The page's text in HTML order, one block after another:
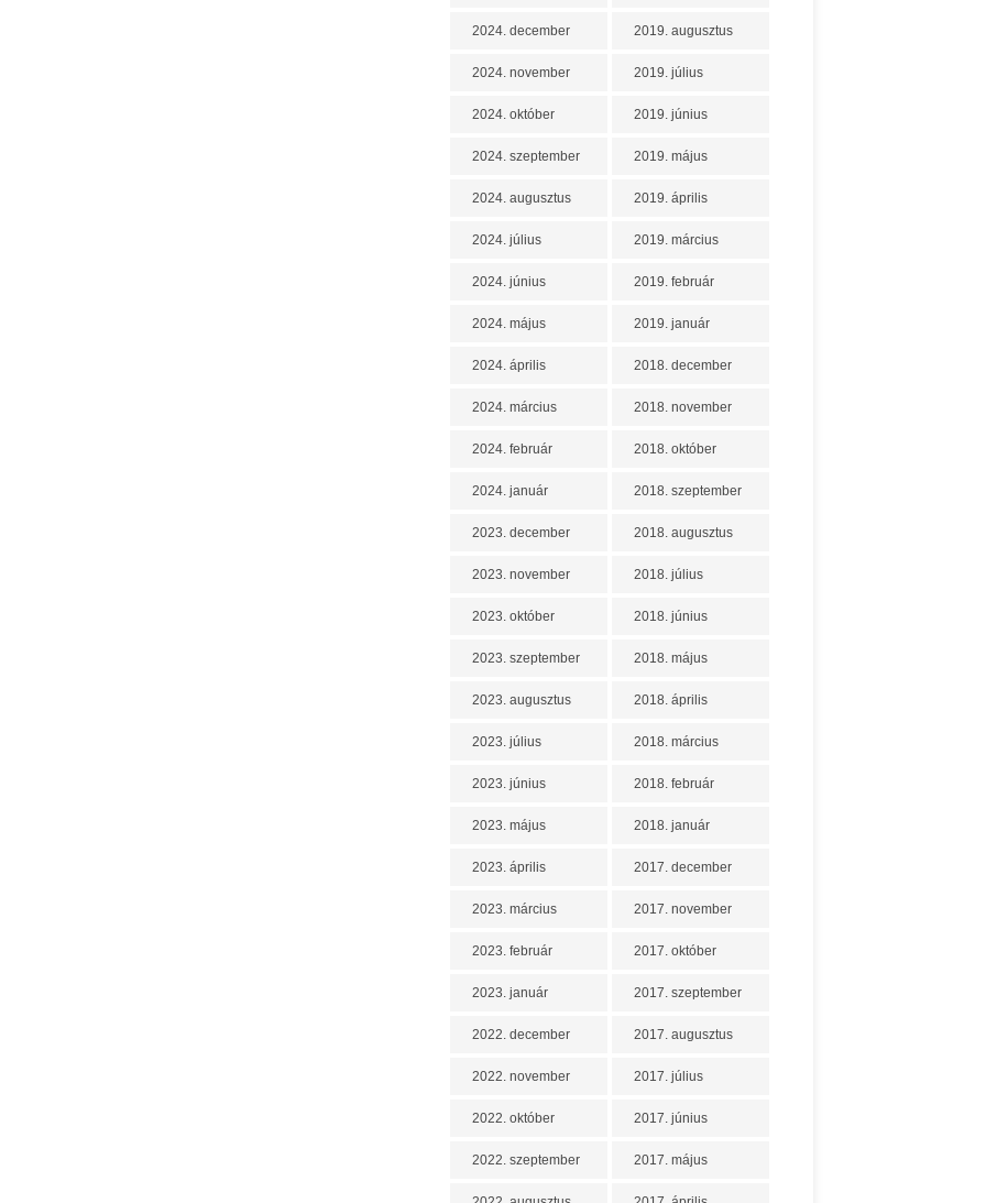
2024. december
2024. november
2024. október
2024. szeptember
2024. augusztus
2024. július
2024. június
2024. május
2024. április
2024. március
2024. február
2024. január
2023. december
2023. november
2023. október
2023. szeptember
2023. augusztus
2023. július
2023. június
2023. május
2023. április
2023. március
2023. február
2023. január
2022. december
2022. november
2022. október
2022. szeptember
2019. augusztus
2019. július
2019. június
2019. május
2019. április
2019. március
2019. február
2019. január
2018. december
2018. november
2018. október
2018. szeptember
2018. augusztus
2018. július
2018. június
2018. május
2018. április
2018. március
2018. február
2018. január
2017. december
2017. november
2017. október
2017. szeptember
2017. augusztus
2017. július
2017. június
2017. május